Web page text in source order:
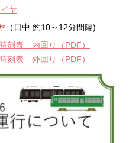
ヤ
（日中 約10～12分間隔)
刻表 内回り（PDF）
刻表 外回り（PDF）